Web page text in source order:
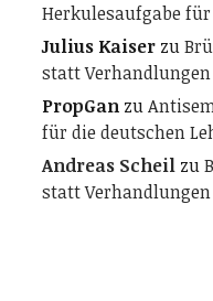
Herkulesaufgabe
Julius Kaiserzu
statt Verhandlungen
PropGanzu
für die deutschen
Andreas Scheilzu
statt Verhandlungen